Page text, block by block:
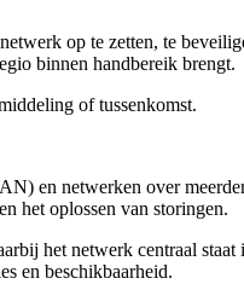
op te zetten, te
binnen handbereik brengt.
of tussenkomst.
en netwerken over
het oplossen van storingen.
het netwerk centraal staat
en beschikbaarheid.